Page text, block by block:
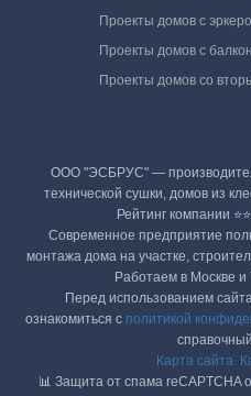
Проекты домов с
Проекты домов с
Проекты домов со
ООО "ЭСБРУС" —
технической сушки, домов из
Рейтинг компании
Современное предприятие
монтажа дома на участке,
Работаем в Москве и
Перед использованием
ознакомиться с политикой
Карта сайта
📊 Защита от спама reCAPTCHA